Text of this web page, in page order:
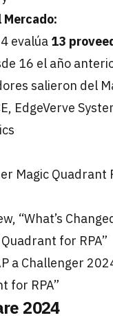
evalúa 13
16 el año
salieron del
EdgeVerve
Magic Quadrant
“What’s
for RPA”
a Challenger
for RPA”
2024